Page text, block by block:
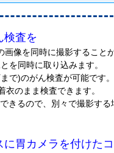
検査を
像を同時に撮影すること
を同時に取り込みます。
で)のがん検査が可能です
衣のまま検査できます。
きるので、別々で撮影する
胃カメラを付けた